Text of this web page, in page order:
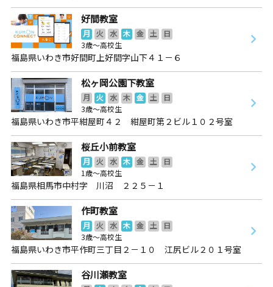
好間教室
月 火 水 木 金 土
日
3歳～高校生
福島県いわき市好間町上好間字山下４１－６
松ヶ岡公園下教室
月 火 水 木 金 土
日
3歳～高校生
福島県いわき市平紺屋町４２ 紺屋町第２ビル１０２号室
桜丘小前教室
月 火 水 木 金 土
日
1歳～高校生
福島県相馬市中村字 川沼 ２２５－１
作町教室
月 火 水 木 金 土
日
3歳～高校生
福島県いわき市平作町三丁目２－１０ 江尻ビル２０１号室
谷川瀬教室